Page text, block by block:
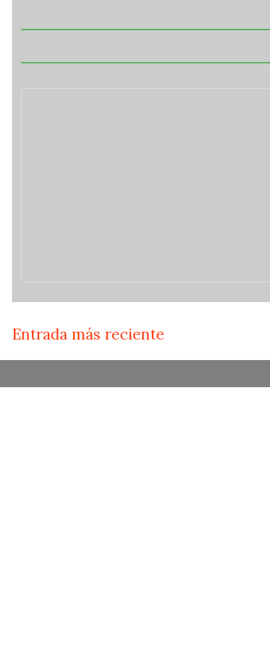
Entrada más reciente